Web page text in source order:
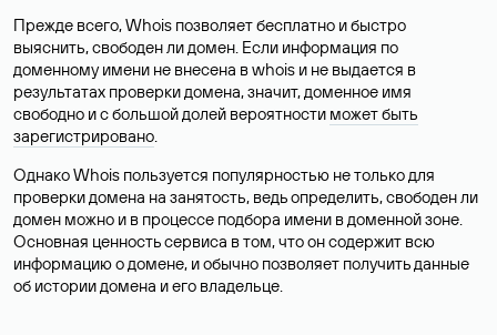
Прежде всего, Whois позволяет бесплатно и быстро
выяснить, свободен ли домен. Если информация по
доменному имени не внесена в whois и не выдается в
результатах проверки домена, значит, доменное имя
свободно и с большой долей вероятности может быть
зарегистрировано.
Однако Whois пользуется популярностью не только для
проверки домена на занятость, ведь определить, свободен ли
домен можно и в процессе подбора имени в доменной зоне.
Основная ценность сервиса в том, что он содержит всю
информацию о домене, и обычно позволяет получить данные
об истории домена и его владельце.